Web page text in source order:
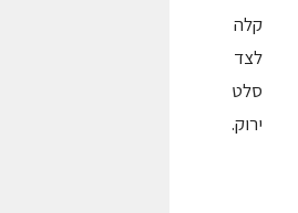
קלה
לצד
סלט
ירוק.